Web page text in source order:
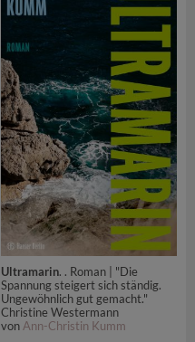
Ultramarin. . Roman | "Die
Spannung steigert sich ständig.
Ungewöhnlich gut gemacht."
Christine Westermann
vonAnn-Christin Kumm